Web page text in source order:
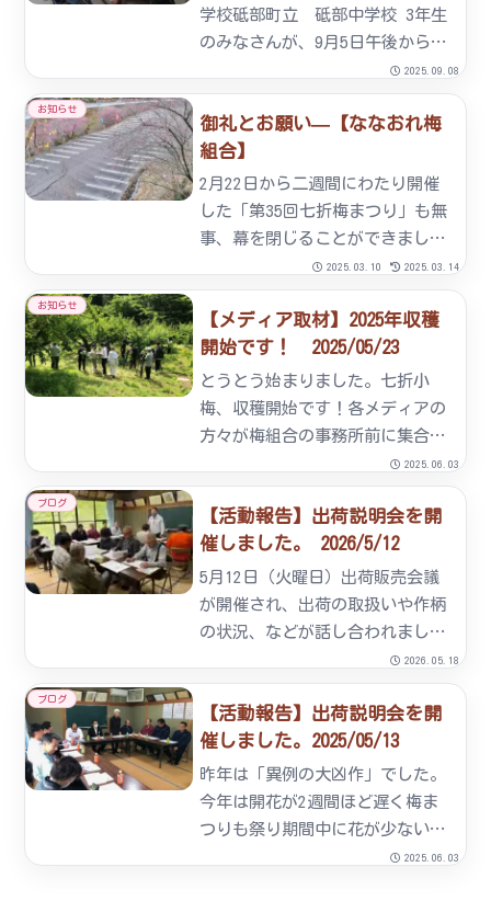
木...
学校砥部町立 砥部中学校 3年生
のみなさんが、9月5日午後からい
らっしゃいました。「砥部を『発
信』しよう」というテーマで町内
の自然・歴史・産業・観光などの
実態を調査し、生徒自身の言葉で
発信をするという活動を総合...
2025.09.08
お知らせ
御礼とお願い—【ななおれ梅
組合】
2月22日から二週間にわたり開催
した「第35回七折梅まつり」も無
事、幕を閉じることができまし
た。今年はこれまでに無いほど開
花が遅れ、最終日にやっと楽しめ
るようになってきたという状況で
ございました。ですが、多くのお
客様がご来園くださり、ご声
援...
2025.03.10 2025.03.14
お知らせ
【メディア取材】2025年収穫
開始です！ 2025/05/23
とうとう始まりました。七折小
梅、収穫開始です！各メディアの
方々が梅組合の事務所前に集合し
その後、農園での取材が始まりま
した。昨年は何とインタビューす
ればいいかちょっと困惑気味の表
情でしたが今年は晴れやかな表情
で和やかな雰囲気の元、取材が行
わ...
2025.06.03
ブログ
【活動報告】出荷説明会を開
催しました。 2026/5/12
5月12日（火曜日）出荷販売会議
が開催され、出荷の取扱いや作柄
の状況、などが話し合われまし
た。七折小梅は平年通りまずまず
で、今の所は順調に育っていま
す。今年は梅仕事を楽しんで貰え
そうな感じがします。昨年の様子
はこちらから
2026.05.18
ブログ
【活動報告】出荷説明会を開
催しました。2025/05/13
昨年は「異例の大凶作」でした。
今年は開花が2週間ほど遅く梅ま
つりも祭り期間中に花が少ない状
況で多方面から聞こえる溜息に申
2025.06.03